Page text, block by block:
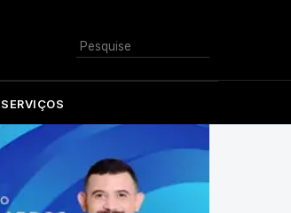
Buscar
SERVIÇOS